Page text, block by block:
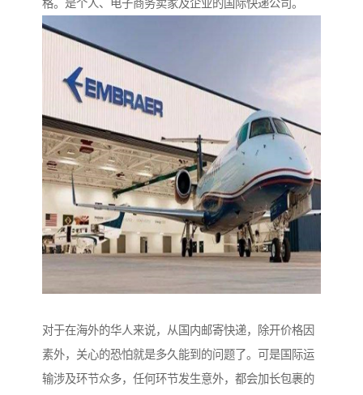
格。是个人、电子商务卖家及企业的国际快递公司。
对于在海外的华人来说，从国内邮寄快递，除开价格因
素外，关心的恐怕就是多久能到的问题了。可是国际运
输涉及环节众多，任何环节发生意外，都会加长包裹的